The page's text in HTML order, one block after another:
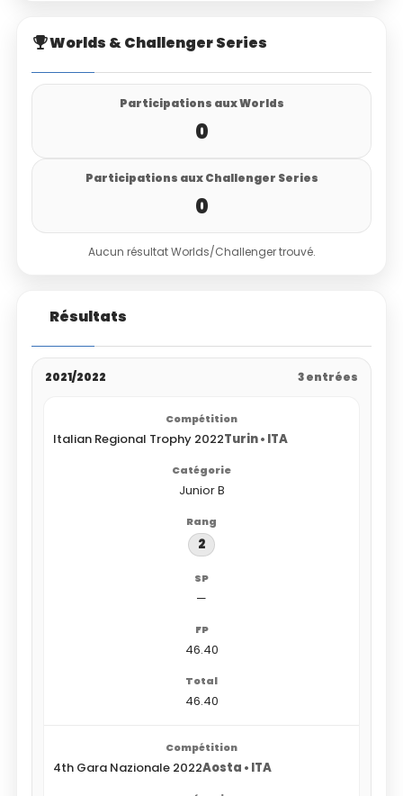
Worlds & Challenger Series
Participations aux Worlds
0
Participations aux Challenger Series
0
Aucun résultat Worlds/Challenger trouvé.
Résultats
2021/2022 3 entrées
Italian Regional Trophy 2022Turin • ITA
Junior B
2
—
46.40
46.40
4th Gara Nazionale 2022Aosta • ITA